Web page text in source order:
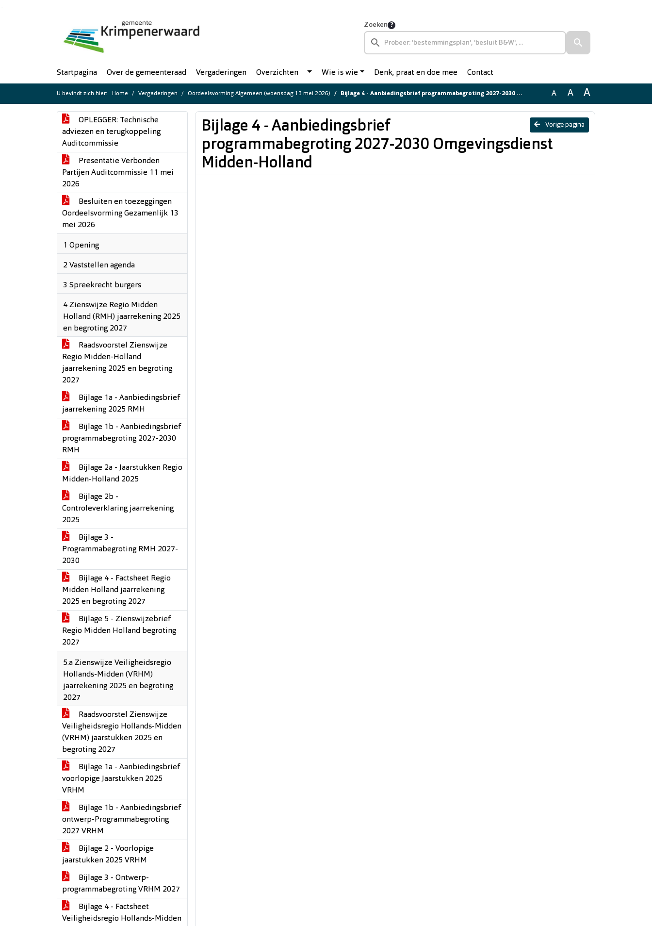
Zoeken
Startpagina Over de gemeenteraad Vergaderingen Overzichten Wie is wie Denk, praat en doe mee Contact
U bevindt zich hier: Home Vergaderingen Oordeelsvorming Algemeen (woensdag 13 mei 2026) Bijlage 4 - Aanbiedingsbrief programmabegroting 2027-2030 Omgevingsdienst Midden-Holland A A A
OPLEGGER: Technische
adviezen en terugkoppeling
Auditcommissie
Presentatie Verbonden
Partijen Auditcommissie 11 mei
2026
Besluiten en toezeggingen
Oordeelsvorming Gezamenlijk 13
mei 2026
1 Opening
2 Vaststellen agenda
3 Spreekrecht burgers
4 Zienswijze Regio Midden
Holland (RMH) jaarrekening 2025
en begroting 2027
Raadsvoorstel Zienswijze
Regio Midden-Holland
jaarrekening 2025 en begroting
2027
Bijlage 1a - Aanbiedingsbrief
jaarrekening 2025 RMH
Bijlage 1b - Aanbiedingsbrief
programmabegroting 2027-2030
RMH
Bijlage 2a - Jaarstukken Regio
Midden-Holland 2025
Bijlage 2b -
Controleverklaring jaarrekening
2025
Bijlage 3 -
Programmabegroting RMH 2027-
2030
Bijlage 4 - Factsheet Regio
Midden Holland jaarrekening
2025 en begroting 2027
Bijlage 5 - Zienswijzebrief
Regio Midden Holland begroting
2027
5.a Zienswijze Veiligheidsregio
Hollands-Midden (VRHM)
jaarrekening 2025 en begroting
2027
Raadsvoorstel Zienswijze ​
Veiligheidsregio Hollands-Midden
(VRHM) jaarstukken 2025 en
begroting 2027
Bijlage 1a - Aanbiedingsbrief
voorlopige Jaarstukken 2025
VRHM
Bijlage 1b - Aanbiedingsbrief
ontwerp-Programmabegroting
2027 VRHM
Bijlage 2 - Voorlopige
jaarstukken 2025 VRHM
Bijlage 3 - Ontwerp-
programmabegroting VRHM 2027
Bijlage 4 - Factsheet
Veiligheidsregio Hollands-Midden
Vorige pagina
Bijlage 4 - Aanbiedingsbrief
programmabegroting 2027-2030 Omgevingsdienst
Midden-Holland